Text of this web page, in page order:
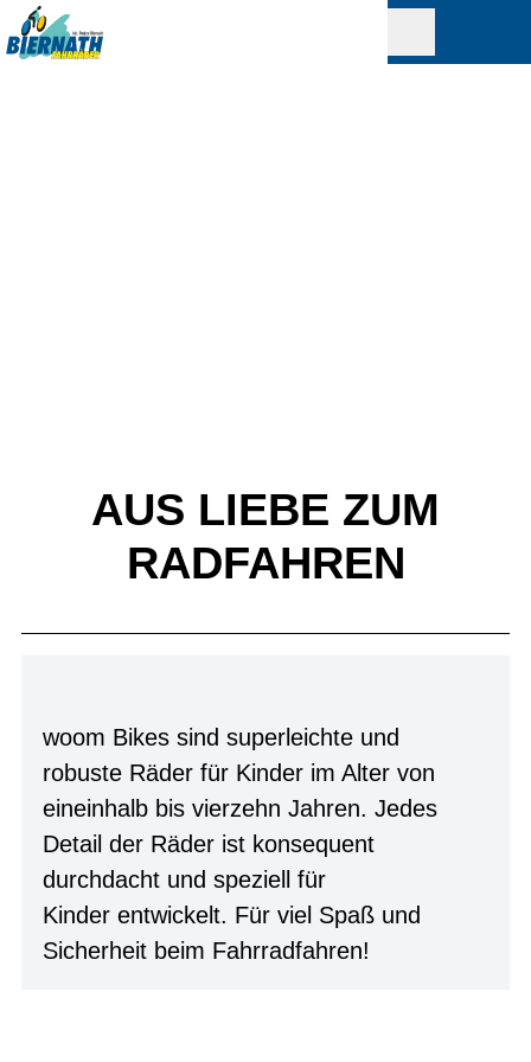
AUS LIEBE ZUM
RADFAHREN
woom Bikes sind superleichte und
robuste Räder für Kinder im Alter von
eineinhalb bis vierzehn Jahren. Jedes
Detail der Räder ist konsequent
durchdacht und speziell für
Kinder entwickelt. Für viel Spaß und
Sicherheit beim Fahrradfahren!